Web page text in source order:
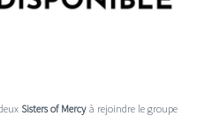
Sisters of Mercyà rejoindre le groupe